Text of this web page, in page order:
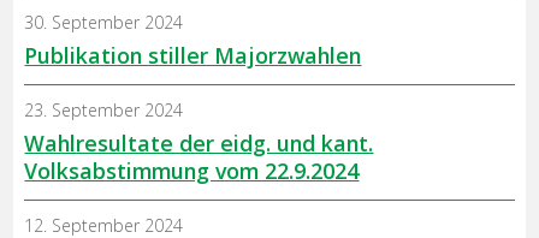
Publikation stiller Majorzwahlen
30. September 2024
Wahlresultate der eidg. und kant.
Volksabstimmung vom 22.9.2024
23. September 2024
12. September 2024